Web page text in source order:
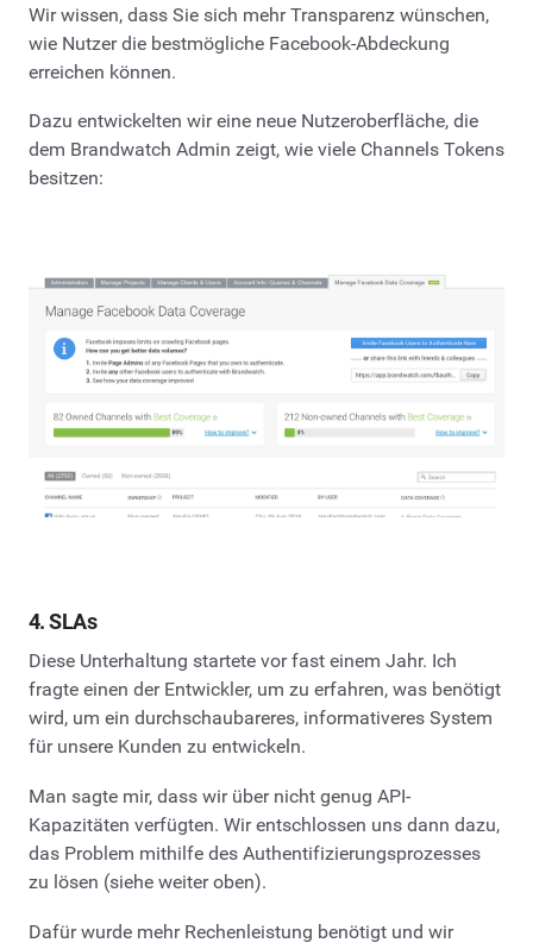
Wir wissen, dass Sie sich mehr Transparenz wünschen,
wie Nutzer die bestmögliche Facebook-Abdeckung
erreichen können.
Dazu entwickelten wir eine neue Nutzeroberfläche, die
dem Brandwatch Admin zeigt, wie viele Channels Tokens
besitzen:
4. SLAs
Diese Unterhaltung startete vor fast einem Jahr. Ich
fragte einen der Entwickler, um zu erfahren, was benötigt
wird, um ein durchschaubareres, informativeres System
für unsere Kunden zu entwickeln.
Man sagte mir, dass wir über nicht genug API-
Kapazitäten verfügten. Wir entschlossen uns dann dazu,
das Problem mithilfe des Authentifizierungsprozesses
zu lösen (siehe weiter oben).
Dafür wurde mehr Rechenleistung benötigt und wir